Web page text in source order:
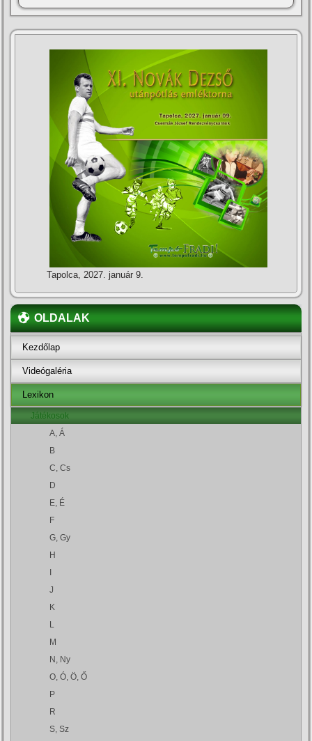
Tapolca, 2027. január 9.
OLDALAK
Kezdőlap
Videógaléria
Lexikon
Játékosok
A, Á
B
C, Cs
D
E, É
F
G, Gy
H
J
K
L
M
N, Ny
O, Ó, Ö, Ő
P
R
S, Sz